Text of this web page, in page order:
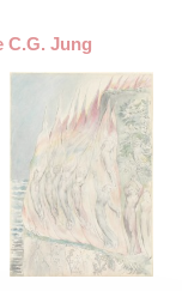
C.G. Jung